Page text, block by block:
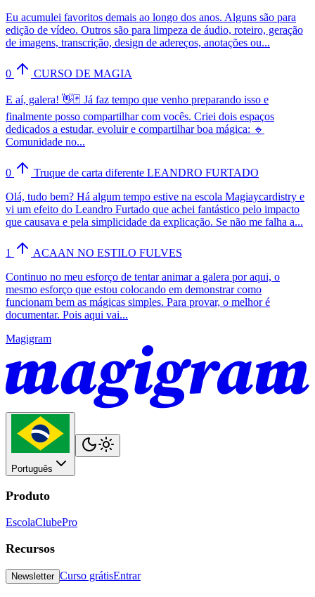
Eu acumulei favoritos demais ao longo dos anos. Alguns são para
edição de vídeo. Outros são para limpeza de áudio, roteiro, geração
de imagens, transcrição, design de adereços, anotações ou...
0 CURSO DE MAGIA
E aí, galera! 👋🃏 Já faz tempo que venho preparando isso e
finalmente posso compartilhar com vocês. Criei dois espaços
dedicados a estudar, evoluir e compartilhar boa mágica: 🔹
Comunidade no...
0
Truque de carta diferente LEANDRO FURTADO
Olá, tudo bem? Há algum tempo estive na escola Magiaycardistry e
vi um efeito do Leandro Furtado que achei fantástico pelo impacto
que causava e pela simplicidade da explicação. Se não me falha a...
1
ACAAN NO ESTILO FULVES
Continuo no meu esforço de tentar animar a galera por aqui, o
mesmo esforço que estou colocando em demonstrar como
funcionam bem as mágicas simples. Para provar, o melhor é
documentar. Pois aqui vai...
Magigram
Português
Produto
EscolaClubePro
Recursos
Newsletter Curso grátisEntrar